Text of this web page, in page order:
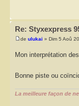
Re: Styxexpress
de ulukai » Dim 5 Aoû
Mon interprétation
Bonne piste ou
La meilleure façon de